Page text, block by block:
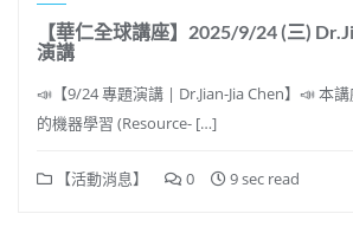
【華仁全球講座】2025/9/24 (三)
演講
📣【9/24 專題演講 | Dr.Jian-Jia Chen】📣 本
的機器學習 (Resource- […]
【活動消息】 0 9 sec read